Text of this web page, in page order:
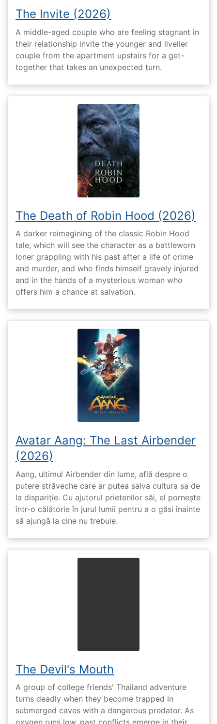
The Invite (2026)
A middle-aged couple who are feeling stagnant in
their relationship invite the younger and livelier
couple from the apartment upstairs for a get-
together that takes an unexpected turn.
The Death of Robin Hood (2026)
A darker reimagining of the classic Robin Hood
tale, which will see the character as a battleworn
loner grappling with his past after a life of crime
and murder, and who finds himself gravely injured
and in the hands of a mysterious woman who
offers him a chance at salvation.
Avatar Aang: The Last Airbender
(2026)
Aang, ultimul Airbender din lume, află despre o
putere străveche care ar putea salva cultura sa de
la dispariție. Cu ajutorul prietenilor săi, el pornește
într-o călătorie în jurul lumii pentru a o găsi înainte
să ajungă la cine nu trebuie.
The Devil's Mouth
A group of college friends' Thailand adventure
turns deadly when they become trapped in
submerged caves with a dangerous predator. As